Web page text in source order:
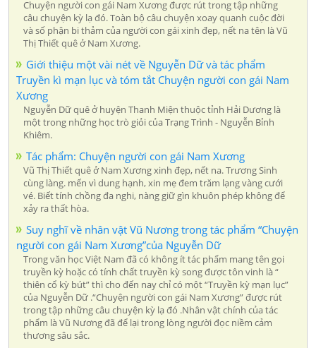
Chuyện người con gái Nam Xương được rút trong tập những
câu chuyện kỳ lạ đó. Toàn bộ câu chuyện xoay quanh cuộc đời
và số phận bi thảm của người con gái xinh đẹp, nết na tên là Vũ
Thị Thiết quê ở Nam Xương.
Giới thiệu một vài nét về Nguyễn Dữ và tác phẩm
Truyền kì mạn lục và tóm tắt Chuyện người con gái Nam
Xương
Nguyễn Dữ quê ở huyện Thanh Miện thuộc tỉnh Hải Dương là
một trong những học trò giỏi của Trạng Trình - Nguyễn Bỉnh
Khiêm.
Tác phẩm: Chuyện người con gái Nam Xương
Vũ Thị Thiết quê ở Nam Xương xinh đẹp, nết na. Trương Sinh
cùng làng. mến vì dung hạnh, xin mẹ đem trăm lạng vàng cưới
vé. Biết tính chồng đa nghi, nàng giữ gìn khuôn phép không để
xảy ra thất hòa.
Suy nghĩ về nhân vật Vũ Nương trong tác phẩm “Chuyện
người con gái Nam Xương”của Nguyễn Dữ
Trong văn học Việt Nam đã có không ít tác phẩm mang tên gọi
truyền kỳ hoặc có tính chất truyền kỳ song được tôn vinh là “
thiên cổ kỳ bút” thì cho đến nay chỉ có một “Truyền kỳ mạn lục”
của Nguyễn Dữ .“Chuyện người con gái Nam Xương” được rút
trong tập những câu chuyện kỳ lạ đó .Nhân vật chính của tác
phẩm là Vũ Nương đã để lại trong lòng người đọc niềm cảm
thương sâu sắc.